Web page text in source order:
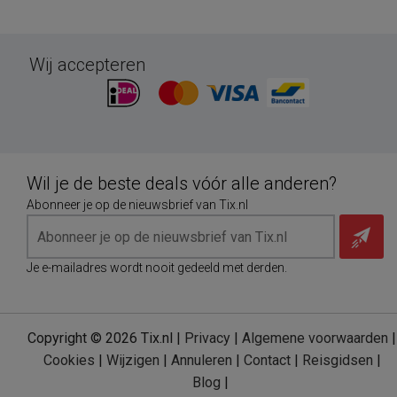
Wij accepteren
Wil je de beste deals vóór alle anderen?
Abonneer je op de nieuwsbrief van Tix.nl
Je e-mailadres wordt nooit gedeeld met derden.
Copyright © 2026 Tix.nl | Privacy | Algemene voorwaarden |
Cookies | Wijzigen | Annuleren | Contact| Reisgidsen |
Blog |